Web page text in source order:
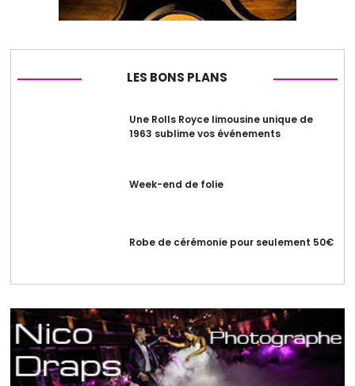
LES BONS PLANS
Une Rolls Royce limousine unique de
1963 sublime vos événements
Week-end de folie
Robe de cérémonie pour seulement 50€